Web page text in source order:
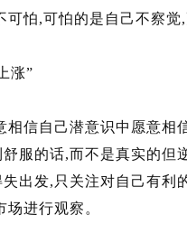
可怕,可怕的是自己不察
涨”
相信自己潜意识中愿意
服的话,而不是真实的
出发,只关注对自己有利
进行观察。